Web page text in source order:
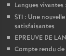
Langues
STI : Une
satisfaisantes
EPREUVE DE
Compte rendu de